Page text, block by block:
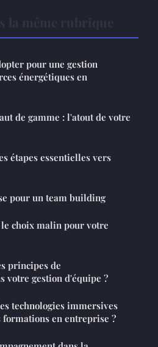
pour une gestion
énergétiques en
de gamme : l'atout de votre
étapes essentielles vers
pour un team building
choix malin pour votre
principes de
votre gestion d'équipe ?
technologies immersives
en entreprise ?